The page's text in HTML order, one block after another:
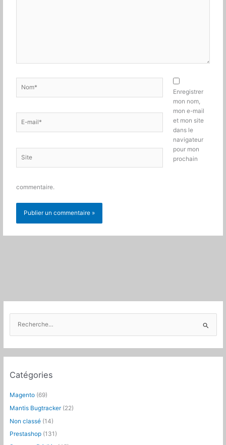
mail*
Enregistrer
mon nom,
mon e-mail
et mon site
dans le
navigateur
pour mon
prochain
commentaire.
r
e
r
Catégories
Magento (69)
Mantis Bugtracker (22)
Non classé (14)
Prestashop (131)